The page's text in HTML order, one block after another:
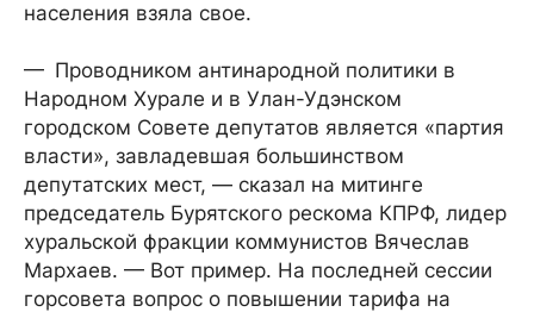
населения взяла свое.
— Проводником антинародной политики в
Народном Хурале и в Улан-Удэнском
городском Совете депутатов является «партия
власти», завладевшая большинством
депутатских мест, — сказал на митинге
председатель Бурятского рескома КПРФ, лидер
хуральской фракции коммунистов Вячеслав
Мархаев. — Вот пример. На последней сессии
горсовета вопрос о повышении тарифа на